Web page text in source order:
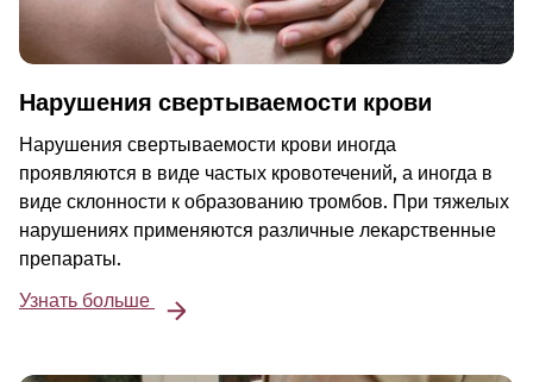
Нарушения свертываемости крови
Нарушения свертываемости крови иногда
проявляются в виде частых кровотечений, а иногда в
виде склонности к образованию тромбов. При тяжелых
нарушениях применяются различные лекарственные
препараты.
Узнать больше